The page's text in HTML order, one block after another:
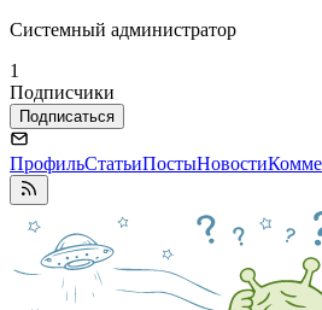
Системный администратор
1
Подписчики
Подписаться
ПрофильСтатьиПостыНовости